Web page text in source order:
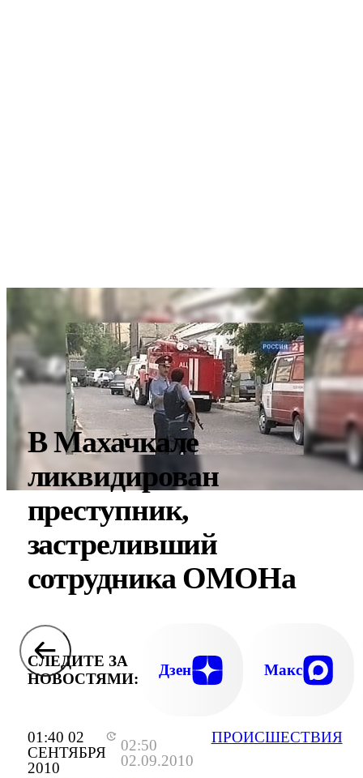
01:40 02
СЕНТЯБРЯ
2010
02:50
02.09.2010
ПРОИСШЕСТВИЯ
В Махачкале
ликвидирован
преступник,
застреливший
сотрудника ОМОНа
СЛЕДИТЕ ЗА
НОВОСТЯМИ:
Дзен Макс